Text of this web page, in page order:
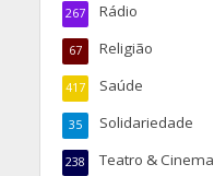
Rádio
267
Religião
67
Saúde
417
Solidariedade
35
Teatro & Cinema
238